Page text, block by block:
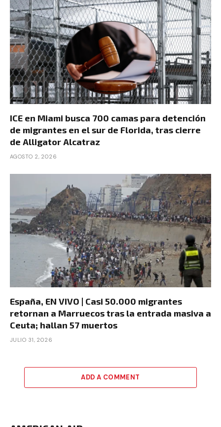
ICE en Miami busca 700 camas para detención
de migrantes en el sur de Florida, tras cierre
de Alligator Alcatraz
AGOSTO 2, 2026
España, EN VIVO | Casi 50.000 migrantes
retornan a Marruecos tras la entrada masiva a
Ceuta; hallan 57 muertos
JULIO 31, 2026
ADD A COMMENT